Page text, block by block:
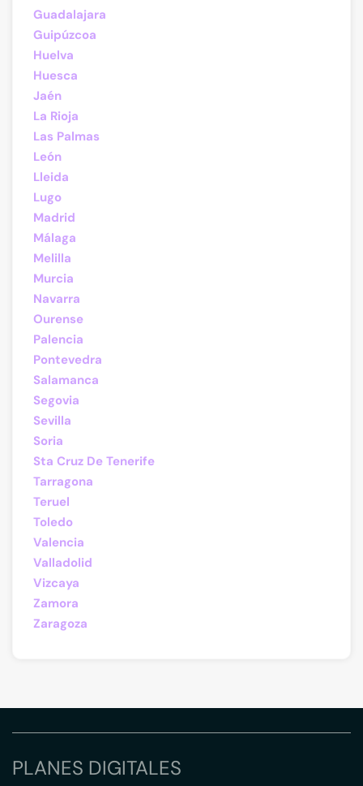
Guadalajara
Guipúzcoa
Huelva
Huesca
Jaén
La Rioja
Las Palmas
León
Lleida
Lugo
Madrid
Málaga
Melilla
Murcia
Navarra
Ourense
Palencia
Pontevedra
Salamanca
Segovia
Sevilla
Soria
Sta Cruz De Tenerife
Tarragona
Teruel
Toledo
Valencia
Valladolid
Vizcaya
Zamora
Zaragoza
PLANES DIGITALES